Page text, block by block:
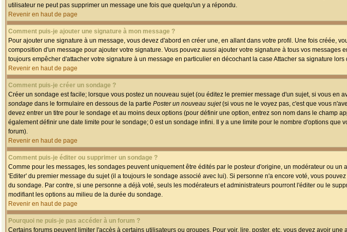
utilisateur ne peut pas supprimer un message une fois que quelqu'un y a répondu.
Revenir en haut de page
Comment puis-je ajouter une signature à mon message ?
Pour ajouter une signature à un message, vous devez d'abord en créer une, en allant dans votre profil. Une fois créée,
composition d'un message pour ajouter votre signature. Vous pouvez aussi ajouter votre signature à tous vos messages
toujours empêcher d'attacher votre signature à un message en particulier en décochant la case Attacher sa signature lors
Revenir en haut de page
Comment puis-je créer un sondage ?
Créer un sondage est facile; lorsque vous postez un nouveau sujet (ou éditez le premier message d'un sujet, si vous en
sondage dans le formulaire en dessous de la partie Poster un nouveau sujet(si vous ne le voyez pas, c'est que vous
devez entrer un titre pour le sondage et au moins deux options (pour définir une option, entrez son nom dans le champ
également définir une date limite pour le sondage; 0 est un sondage infini. Il y a une limite pour le nombre d'options que
forum).
Revenir en haut de page
Comment puis-je éditer ou supprimer un sondage ?
Comme pour les messages, les sondages peuvent uniquement être édités par le posteur d'origine, un modérateur ou un
'Editer' du premier message du sujet (il a toujours le sondage associé avec lui). Si personne n'a encore voté, vous
du sondage. Par contre, si une personne a déjà voté, seuls les modérateurs et administrateurs pourront l'éditer ou le
modifiant les options au milieu de la durée du sondage.
Revenir en haut de page
Pourquoi ne puis-je pas accéder à un forum ?
Certains forums peuvent limiter l'accès à certains utilisateurs ou groupes. Pour voir, lire, poster, etc. vous devez avoir